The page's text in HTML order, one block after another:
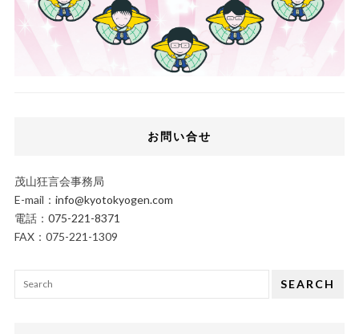
お問い合せ
茂山狂言会事務局
E-mail： info@kyotokyogen.com
電話： 075-221-8371
FAX：075-221-1309
SEARCH